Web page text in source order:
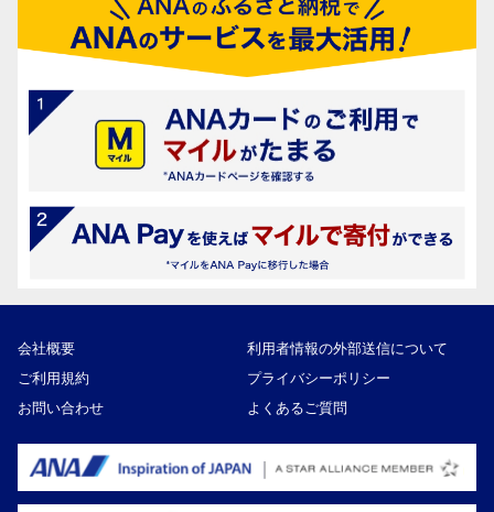
会社概要
利用者情報の外部送信について
ご利用規約
プライバシーポリシー
お問い合わせ
よくあるご質問